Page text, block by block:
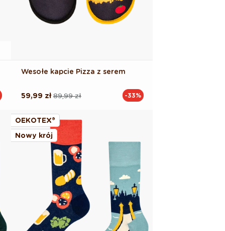
Wesołe kapcie Pizza z serem
Cena
89,99 zł
Cena
59,99 zł -33%
OEKOTEX®
Nowy krój